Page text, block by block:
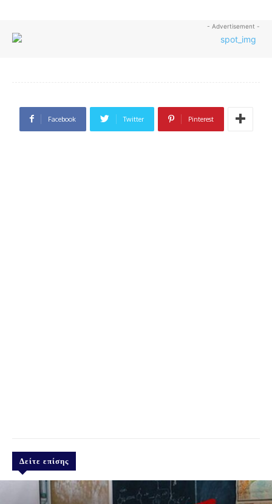
- Advertisement -
Facebook Twitter Pinterest
Δείτε επίσης